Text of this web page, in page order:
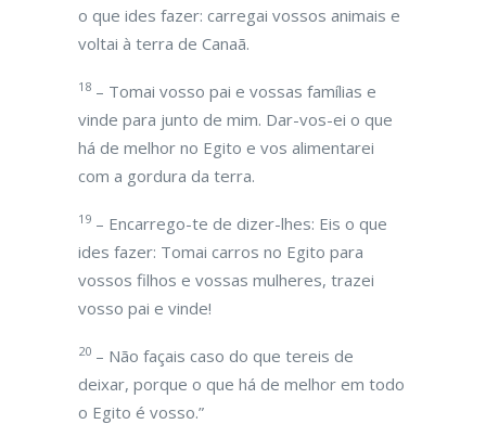
o que ides fazer: carregai vossos animais e
voltai à terra de Canaã.
18 – Tomai vosso pai e vossas famílias e
vinde para junto de mim. Dar-vos-ei o que
há de melhor no Egito e vos alimentarei
com a gordura da terra.
19 – Encarrego-te de dizer-lhes: Eis o que
ides fazer: Tomai carros no Egito para
vossos filhos e vossas mulheres, trazei
vosso pai e vinde!
20 – Não façais caso do que tereis de
deixar, porque o que há de melhor em todo
o Egito é vosso.”